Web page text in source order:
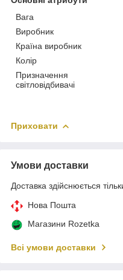
Вага
Виробник
Країна виробник
Колір
Призначення
світловідбивачі
Приховати
Умови доставки
Доставка здійснюється
Нова Пошта
Магазини Rozetka
Всі умови доставки